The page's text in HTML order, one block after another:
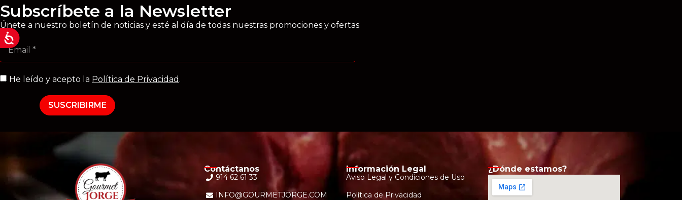
Subscríbete a la Newsletter
Únete a nuestro boletín de noticias y esté al día de todas nuestras promociones y ofertas
He leído y acepto la Política de Privacidad .
SUSCRIBIRME
Contáctanos
914 62 61 33
INFO@GOURMETJORGE.COM
Información Legal
Aviso Legal y Condiciones de Uso
Política de Privacidad
¿Dónde estamos?